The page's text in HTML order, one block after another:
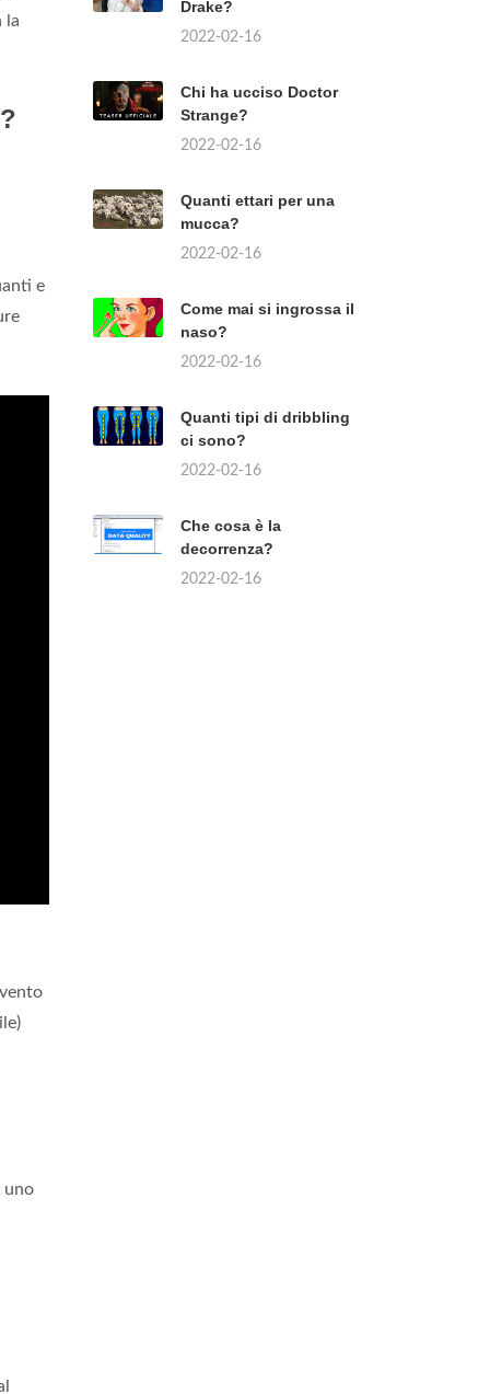
la
e
uno
Drake?
2022-02-16
Chi ha ucciso Doctor
Strange?
2022-02-16
Quanti ettari per una
mucca?
2022-02-16
Come mai si ingrossa il
naso?
2022-02-16
Quanti tipi di dribbling
ci sono?
2022-02-16
Che cosa è la
decorrenza?
2022-02-16